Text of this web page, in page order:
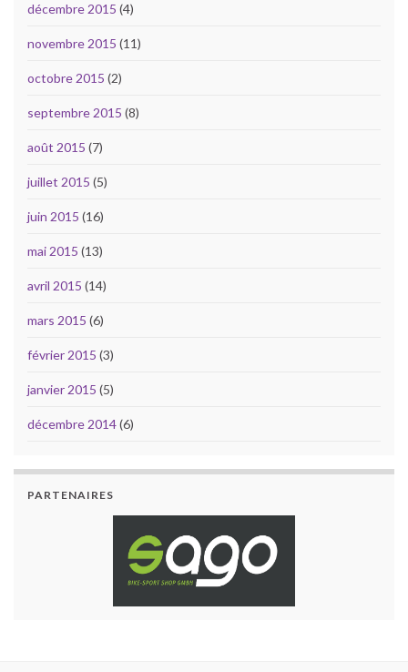
décembre 2015 (4)
novembre 2015 (11)
octobre 2015 (2)
septembre 2015 (8)
août 2015 (7)
juillet 2015 (5)
juin 2015 (16)
mai 2015 (13)
avril 2015 (14)
mars 2015 (6)
février 2015 (3)
janvier 2015 (5)
décembre 2014(6)
PARTENAIRES